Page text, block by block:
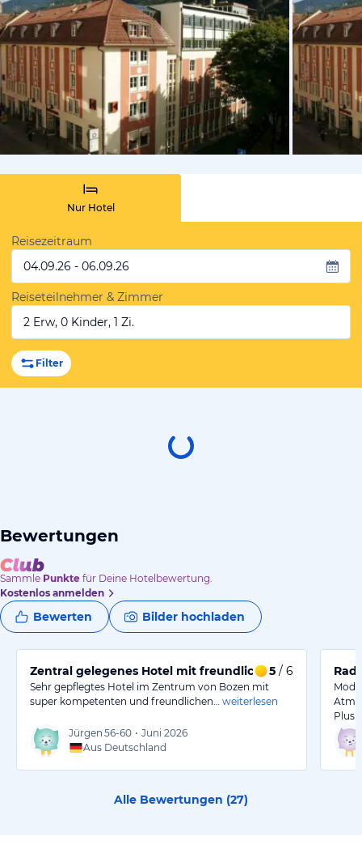
vom
Nur Hotel
Reisezeitraum
04.09.26 - 06.09.26
Reiseteilnehmer & Zimmer
2 Erw, 0 Kinder, 1 Zi.
Filter
Bewertungen
Sammle Punkte für Deine Hotelbewertung.
Kostenlos anmelden
Bewerten Bilder hochladen
Zentral gelegenes Hotel mit freundlichem Personal
5 / 6
Sehr gepflegtes Hotel im Zentrum von Bozen mit
super kompetenten und freundlichen…
weiterlesen
Jürgen 56-60 • Juni 2026
Aus Deutschland
Alle Bewertungen (27)